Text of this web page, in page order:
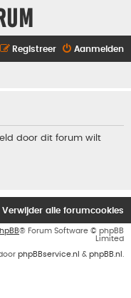
Aanmelden
Registreer
door dit forum wilt
Verwijder alle forumcookies
® Forum Software © phpBB
Limited
phpBBservice.nl & phpBB.nl